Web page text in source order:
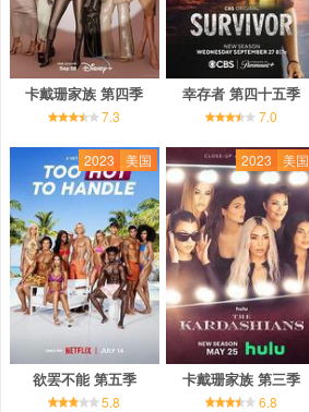
卡戴珊家族 第四季
7.3
幸存者 第四十五季
7.0
2023 美国
欲罢不能 第五季
5.8
2023 美国
卡戴珊家族 第三季
6.8